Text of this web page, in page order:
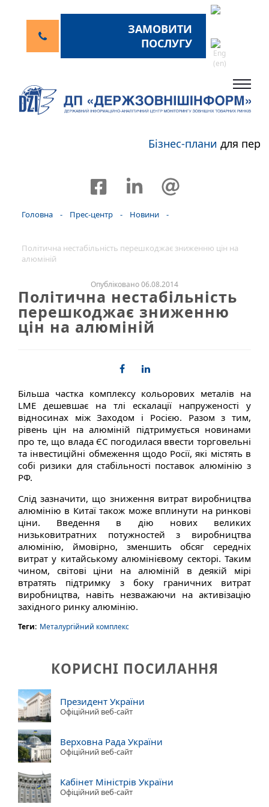
ЗАМОВИТИ
ПОСЛУГУ
Бізнес-планидля
Головна - Прес-центр - Новини -
Політична нестабільність перешкоджає зниженню цін на
алюміній
Опубліковано 06.08.2014
Політична нестабільність
перешкоджає зниженню
цін на алюміній
Більша частка комплексу кольорових металів на
LME дешевшає на тлі ескалації напруженості у
відносинах між Заходом і Росією. Разом з тим,
рівень цін на алюміній підтримується новинами
про те, що влада ЄС погодилася ввести торговельні
та інвестиційні обмеження щодо Росії, які містять в
собі ризики для стабільності поставок алюмінію з
РФ.
Слід зазначити, що зниження витрат виробництва
алюмінію в Китаї також може вплинути на ринкові
ціни. Введення в дію нових великих
низьковитратних потужностей з виробництва
алюмінію, ймовірно, зменшить обсяг середніх
витрат у китайському алюмінієвому секторі. Таким
чином, світові ціни на алюміній в деякій мірі
втратять підтримку з боку граничних витрат
виробництва, навіть незважаючи на активізацію
західного ринку алюмінію.
Теги: Металургійний комплекс
КОРИСНІ ПОСИЛАННЯ
Президент України
Офіційний веб-сайт
Верховна Рада України
Офіційний веб-сайт
Кабінет Міністрів України
Офіційний веб-сайт